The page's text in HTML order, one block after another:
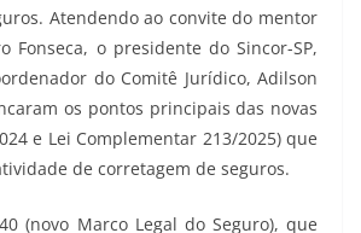
Atendendo ao convite do mentor
Fonseca, o presidente do Sincor-SP,
do Comitê Jurídico, Adilson
os pontos principais das novas
e Lei Complementar 213/2025) que
de corretagem de seguros.
(novo Marco Legal do Seguro), que